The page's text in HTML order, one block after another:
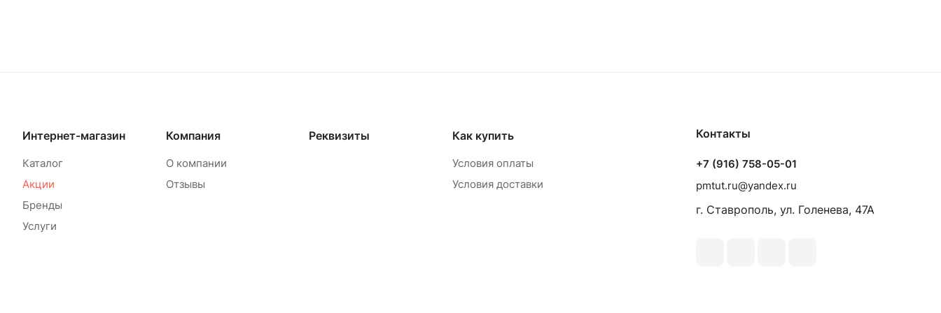
Интернет-магазин
Каталог
Акции
Бренды
Услуги
Компания
О компании
Отзывы
Реквизиты Как купить
Условия оплаты
Условия доставки
Контакты
+7 (916) 758-05-01
pmtut.ru@yandex.ru
г. Ставрополь, ул. Голенева, 47А